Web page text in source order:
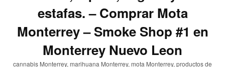
estafas. – Comprar Mota
Monterrey – Smoke Shop #1 en
Monterrey Nuevo Leon
cannabis Monterrey, marihuana Monterrey, mota Monterrey, productos de